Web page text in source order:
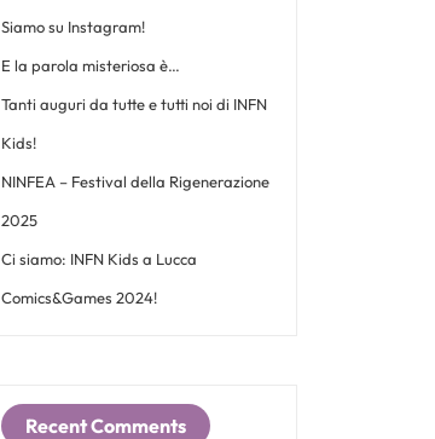
Siamo su Instagram!
E la parola misteriosa è…
Tanti auguri da tutte e tutti noi di INFN
Kids!
NINFEA – Festival della Rigenerazione
2025
Ci siamo: INFN Kids a Lucca
Comics&Games 2024!
Recent Comments